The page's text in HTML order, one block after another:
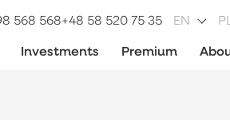
568 568+48 58 520 75 35 EN
Investments Premium